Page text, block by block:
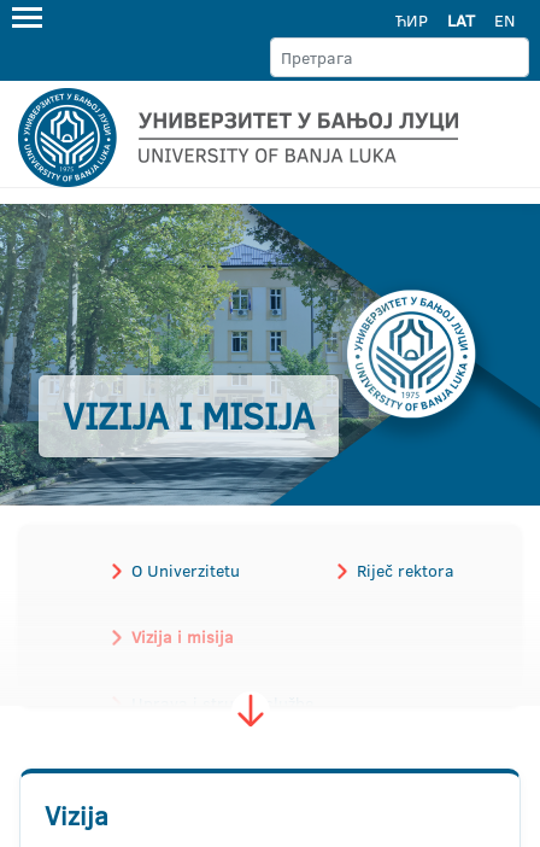
ЋИР LAT EN
VIZIJA I MISIJA
O Univerzitetu Riječ rektora
Vizija i misija
Vizija